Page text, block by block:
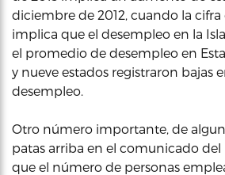
diciembre de 2012, cuando la cifra
implica que el desempleo en la
el promedio de desempleo en
y nueve estados registraron bajas
desempleo.
Otro número importante, de
patas arriba en el comunicado
que el número de personas